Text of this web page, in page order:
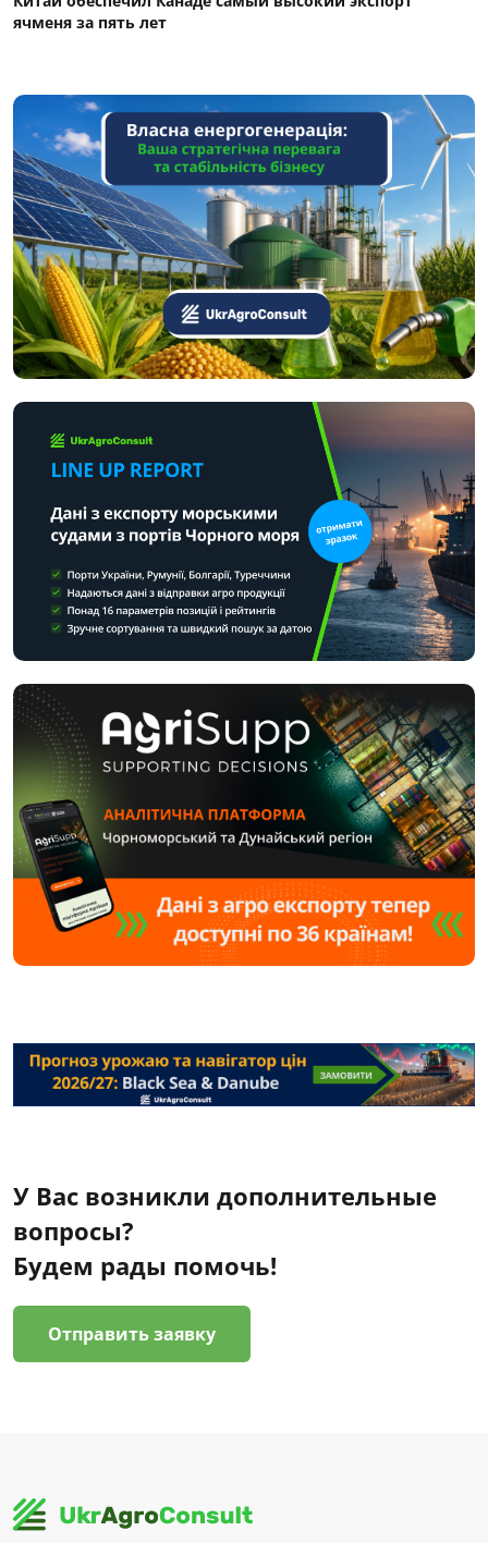
ячменя за пять лет
У Вас возникли дополнительные
вопросы?
Будем рады помочь!
Отправить заявку